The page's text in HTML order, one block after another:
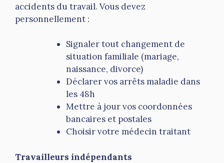
accidents du travail. Vous devez
personnellement :
Signaler tout changement de
situation familiale (mariage,
naissance, divorce)
Déclarer vos arrêts maladie dans
les 48h
Mettre à jour vos coordonnées
bancaires et postales
Choisir votre médecin traitant
Travailleurs indépendants